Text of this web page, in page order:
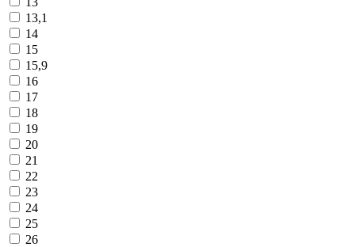
13,1
14
15
15,9
16
17
18
19
20
21
22
23
24
25
26